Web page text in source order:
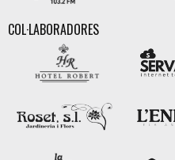
COL·LABORADORES